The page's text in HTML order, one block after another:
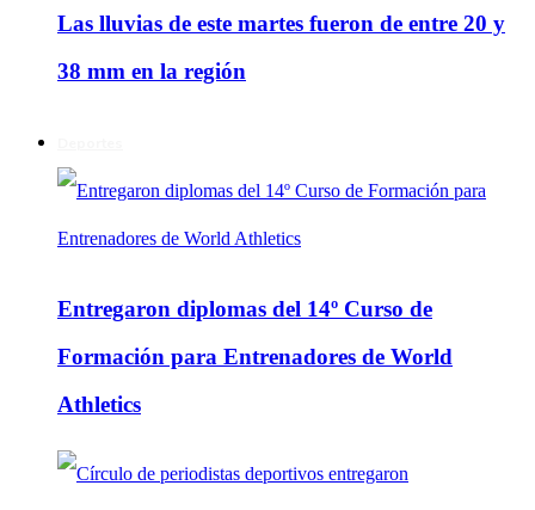
Las lluvias de este martes fueron de entre 20 y
38 mm en la región
Entregaron diplomas del 14º Curso de
Formación para Entrenadores de World
Athletics